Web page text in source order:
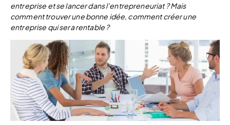
entreprise et se lancer dans l’entrepreneuriat ? Mais
comment trouver une bonne idée, comment créer une
entreprise qui sera rentable ?